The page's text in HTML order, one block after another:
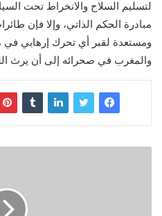
لتسليم السلاح والانخراط تحت
مبادرة الحكم الذاتي، وإلا فإن
ومستعدة لقبر أي تحرك إرهابي في
والمغرب في صحرائه إلى أن يرث